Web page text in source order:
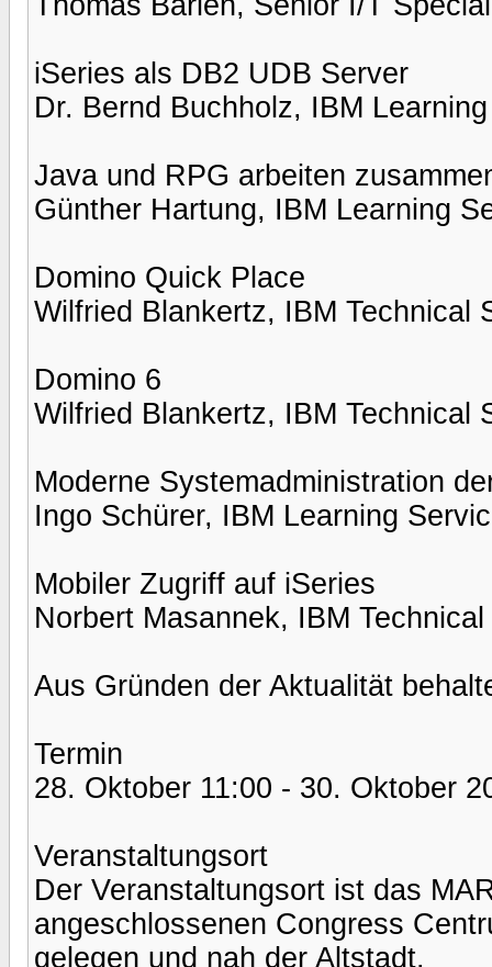
iSeries als DB2 UDB Server
Dr. Bernd Buchholz, IBM
Java und RPG arbeiten
Günther Hartung, IBM Learning
Domino Quick Place
Wilfried Blankertz, IBM Technical
Domino 6
Wilfried Blankertz, IBM Technical
Moderne Systemadministration
Ingo Schürer, IBM Learning
Mobiler Zugriff auf iSeries
Norbert Masannek, IBM
Aus Gründen der Aktualität
Termin
28. Oktober 11:00 - 30. Oktober
Veranstaltungsort
Der Veranstaltungsort ist das
angeschlossenen Congress
gelegen und nah der Altstadt.